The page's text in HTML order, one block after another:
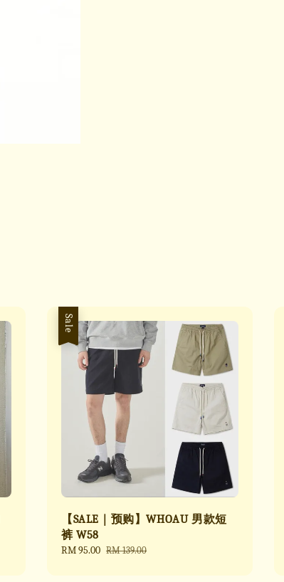
Sale
【SALE｜预购】WHOAU 男款短
裤 W58
Sale
RM 95.00 Regular
RM 139.00